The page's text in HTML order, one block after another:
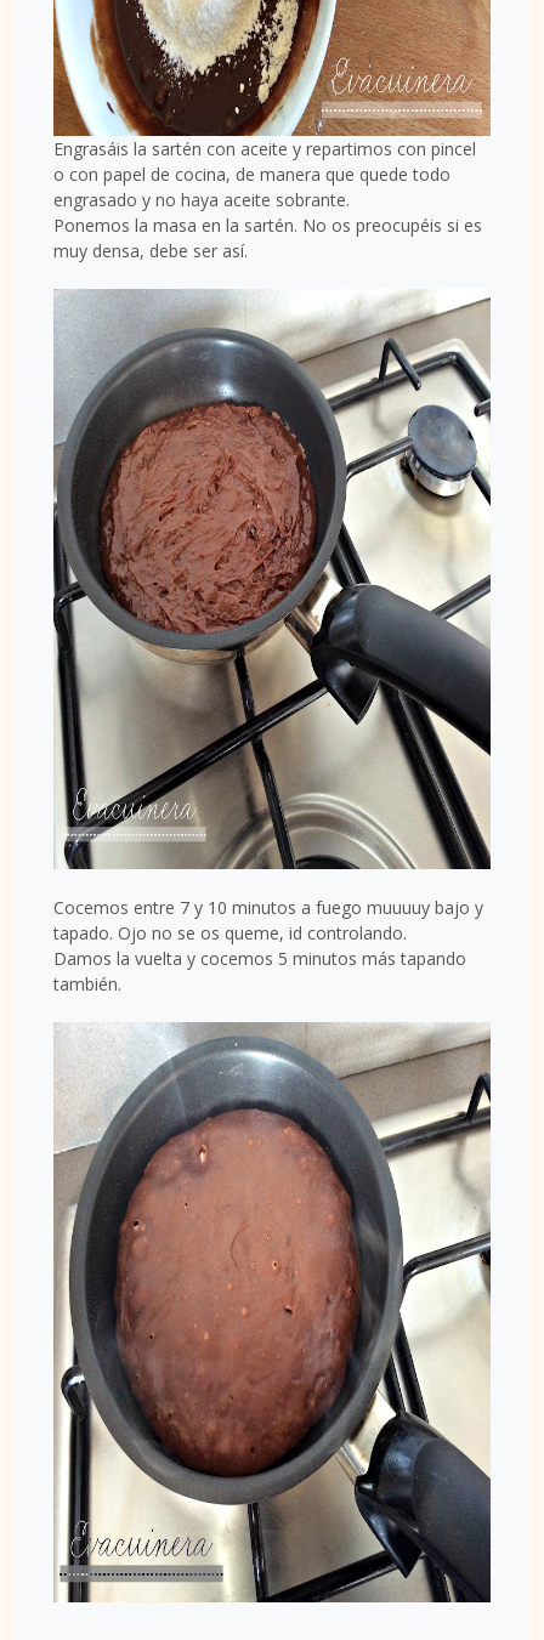
Engrasáis la sartén con aceite y repartimos con pincel
o con papel de cocina, de manera que quede todo
engrasado y no haya aceite sobrante.
Ponemos la masa en la sartén. No os preocupéis si es
muy densa, debe ser así.
Cocemos entre 7 y 10 minutos a fuego muuuuy bajo y
tapado. Ojo no se os queme, id controlando.
Damos la vuelta y cocemos 5 minutos más tapando
también.